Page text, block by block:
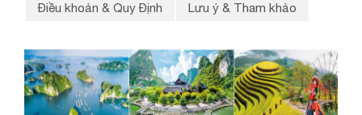
Điều khoản & Quy Định
Lưu ý & Tham khảo